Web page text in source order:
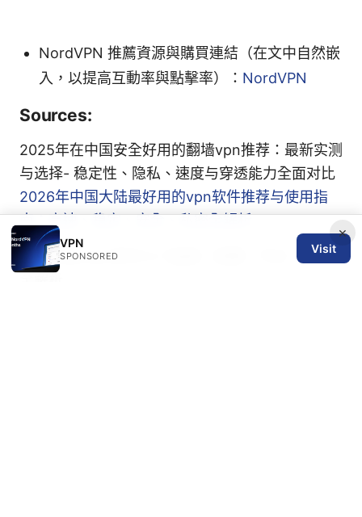
NordVPN 推薦資源與購買連結（在文中自然嵌
入，以提高互動率與點擊率）： NordVPN
Sources:
2025年在中国安全好用的翻墙vpn推荐：最新实测
与选择- 稳定性、隐私、速度与穿透能力全面对比
2026年中国大陆最好用的vpn软件推荐与使用指
南：高速、稳定、安全、私密全解析
代理工具clash新手入门指南：配置、节点、机场
×
VPN
SPONSORED
Visit